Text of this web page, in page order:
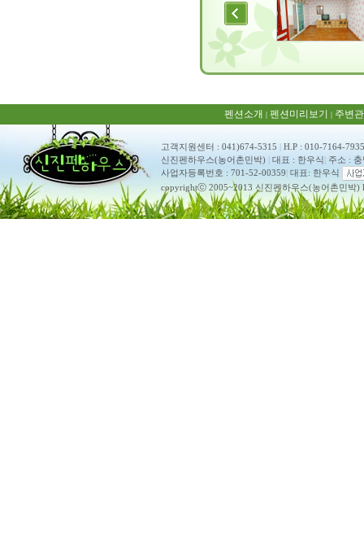
펜션소개 | 펜션미리보기 | 주변
고객지원센터 : 041)674-5315 | H.P : 010-7164-7935
신진펜하우스(농어촌민박) | 대표 : 한우식| 주소 :
사업자등록번호 : 701-52-00359 대표: 한우식
copyrightⓒ 2005~2013 신진펜하우스(농어촌민박)